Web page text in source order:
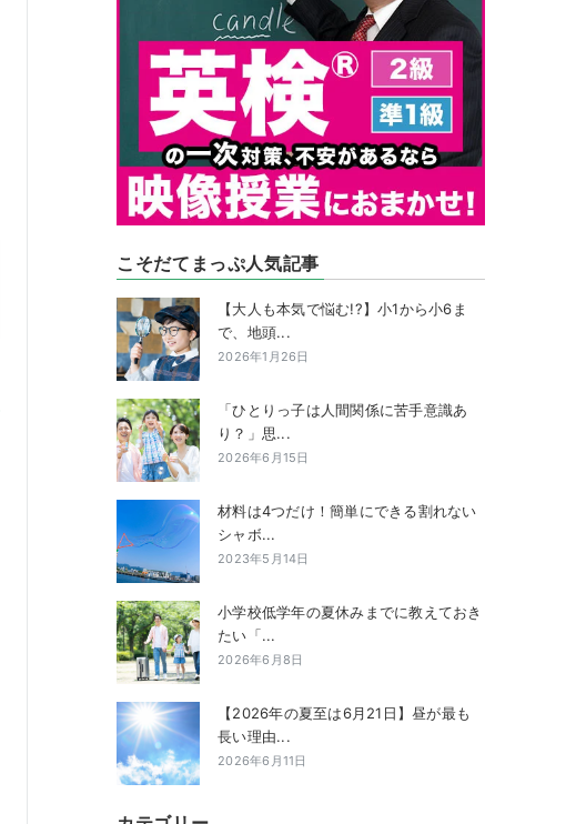
こそだてまっぷ人気記事
【大人も本気で悩む!?】小1から小6ま
で、地頭...
2026年1月26日
「ひとりっ子は人間関係に苦手意識あ
り？」思...
2026年6月15日
材料は4つだけ！簡単にできる割れない
シャボ...
2023年5月14日
小学校低学年の夏休みまでに教えておき
たい「...
2026年6月8日
【2026年の夏至は6月21日】昼が最も
長い理由...
2026年6月11日